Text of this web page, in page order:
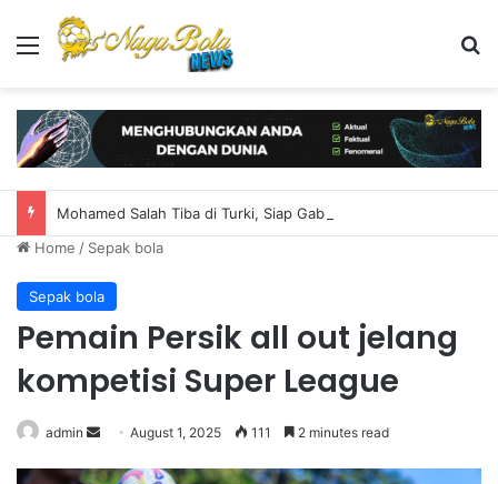
Menu
Mohamed Salah Tiba di Turki, Siap Gabung Trabzonspor
Home / Sepak bola
Sepak bola
Pemain Persik all out jelang
kompetisi Super League
admin August 1, 2025 111 2 minutes read